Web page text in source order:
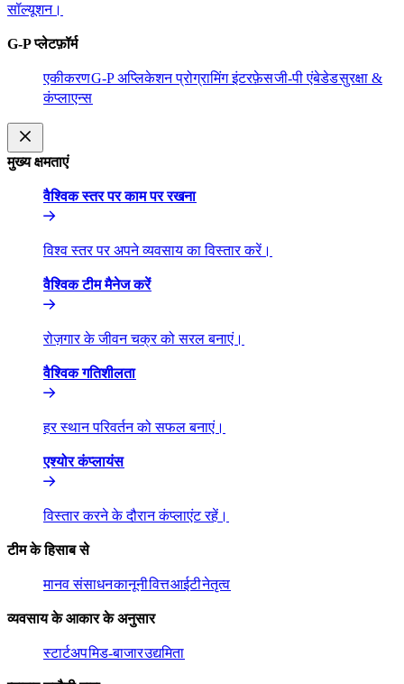
सॉल्यूशन।​​
G-P प्लेटफ़ॉर्म​​
एकीकरण​​G-P अप्लिकेशन प्रोग्रामिंग इंटरफ़ेस​​जी-पी एंबेडेड​​सुरक्षा &
कंप्लाएन्स​​
मुख्य क्षमताएं​​
वैश्विक स्तर पर काम पर रखना​​
विश्व स्तर पर अपने व्यवसाय का विस्तार करें।​​
वैश्विक टीम मैनेज करें​​
रोज़गार के जीवन चक्र को सरल बनाएं।​​
वैश्विक गतिशीलता​​
हर स्थान परिवर्तन को सफल बनाएं।​​
एश्योर कंप्लायंस​​
विस्तार करने के दौरान कंप्लाएंट रहें।​​
टीम के हिसाब से​​
मानव संसाधन​​कानूनी​​वित्त​​आईटी​​नेतृत्व​​
व्यवसाय के आकार के अनुसार​​
स्टार्टअप​​मिड-बाजार​​उद्यमिता​​